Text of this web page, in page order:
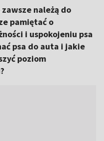
należą do
pamiętać o
i uspokojeniu psa
psa do auta i jakie
poziom